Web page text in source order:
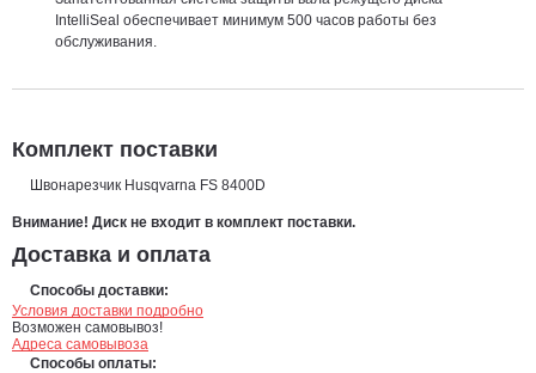
IntelliSeal обеспечивает минимум 500 часов работы без
обслуживания.
Комплект поставки
Швонарезчик Husqvarna FS 8400D
Внимание! Диск не входит в комплект поставки.
Доставка и оплата
Способы доставки:
Условия доставки подробно
Возможен самовывоз!
Адреса самовывоза
Способы оплаты: